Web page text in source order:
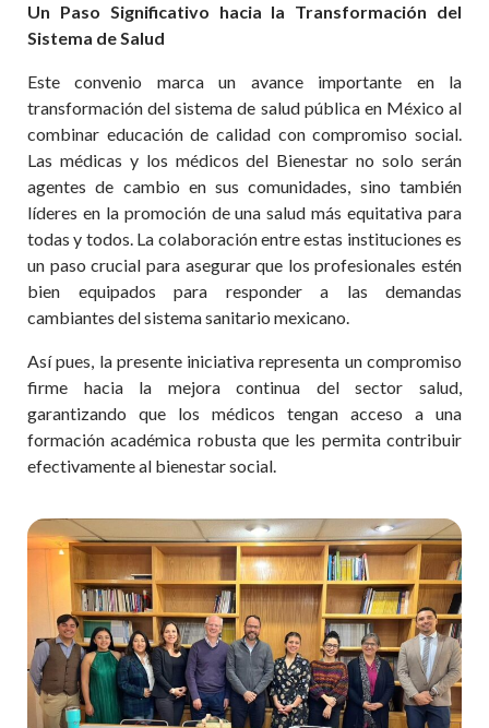
Un Paso Significativo hacia la Transformación del
Sistema de Salud
Este convenio marca un avance importante en la
transformación del sistema de salud pública en México al
combinar educación de calidad con compromiso social.
Las médicas y los médicos del Bienestar no solo serán
agentes de cambio en sus comunidades, sino también
líderes en la promoción de una salud más equitativa para
todas y todos. La colaboración entre estas instituciones es
un paso crucial para asegurar que los profesionales estén
bien equipados para responder a las demandas
cambiantes del sistema sanitario mexicano.
Así pues, la presente iniciativa representa un compromiso
firme hacia la mejora continua del sector salud,
garantizando que los médicos tengan acceso a una
formación académica robusta que les permita contribuir
efectivamente al bienestar social.